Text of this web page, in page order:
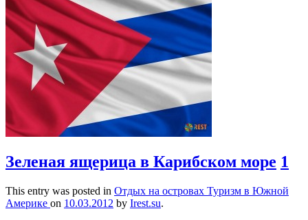
Зеленая ящерица в Карибском море 1
This entry was posted in Отдых на островах Туризм в Южной
Америке on 10.03.2012 by Irest.su.